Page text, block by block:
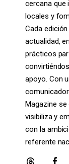
cercana que
locales y
Cada
actualidad,
prácticos
apoyo. Con
Magazine
visibiliza y
con la
referente